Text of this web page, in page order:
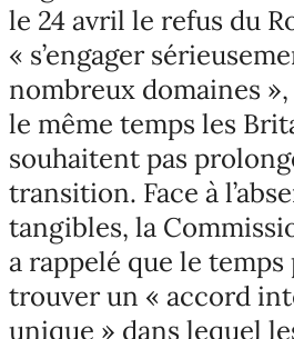
le 24 avril le refus du
« s’engager
nombreux domaines
le même temps les
souhaitent pas
transition. Face à
tangibles, la
a rappelé que le temps
trouver un « accord
unique » dans lequel